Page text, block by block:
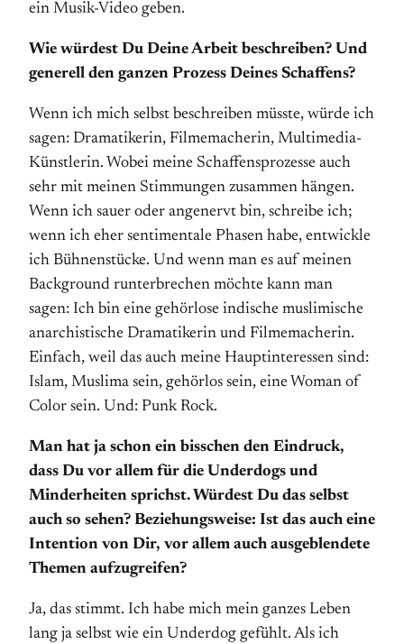
ein Musik-Video geben.
Wie würdest Du Deine Arbeit beschreiben? Und
generell den ganzen Prozess Deines Schaffens?
Wenn ich mich selbst beschreiben müsste, würde ich
sagen: Dramatikerin, Filmemacherin, Multimedia-
Künstlerin. Wobei meine Schaffensprozesse auch
sehr mit meinen Stimmungen zusammen hängen.
Wenn ich sauer oder angenervt bin, schreibe ich;
wenn ich eher sentimentale Phasen habe, entwickle
ich Bühnenstücke. Und wenn man es auf meinen
Background runterbrechen möchte kann man
sagen: Ich bin eine gehörlose indische muslimische
anarchistische Dramatikerin und Filmemacherin.
Einfach, weil das auch meine Hauptinteressen sind:
Islam, Muslima sein, gehörlos sein, eine Woman of
Color sein. Und: Punk Rock.
Man hat ja schon ein bisschen den Eindruck,
dass Du vor allem für die Underdogs und
Minderheiten sprichst. Würdest Du das selbst
auch so sehen? Beziehungsweise: Ist das auch eine
Intention von Dir, vor allem auch ausgeblendete
Themen aufzugreifen?
Ja, das stimmt. Ich habe mich mein ganzes Leben
lang ja selbst wie ein Underdog gefühlt. Als ich